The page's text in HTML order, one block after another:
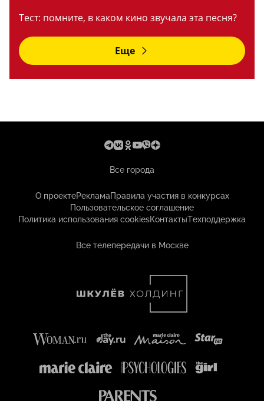
Тест: помните, в каком кино звучала эта песня?
Еще
Все города
О проектеРекламаПравила участия в конкурсах
Пользовательское соглашение
Политика использования cookiesКонтактыТехподдержка
Все телепередачи в Москве